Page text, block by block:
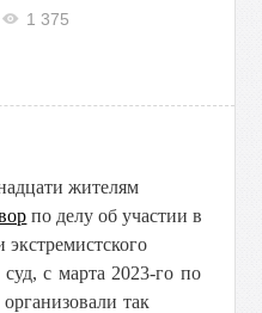
1 375
жителям
по делу об участии в
экстремистского
с марта 2023-го по
так